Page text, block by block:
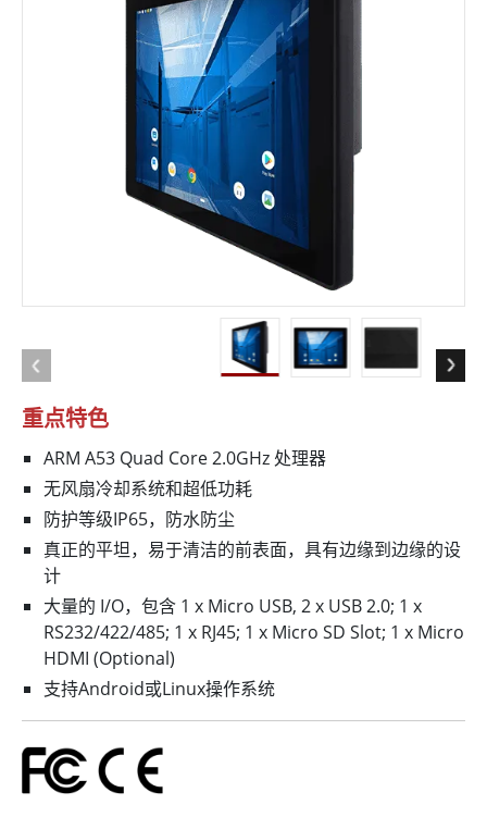
重点特色
ARM A53 Quad Core 2.0GHz 处理器
无风扇冷却系统和超低功耗
防护等级IP65，防水防尘
真正的平坦，易于清洁的前表面，具有边缘到边缘的设
计
大量的 I/O，包含 1 x Micro USB, 2 x USB 2.0; 1 x
RS232/422/485; 1 x RJ45; 1 x Micro SD Slot; 1 x Micro
HDMI (Optional)
支持Android或Linux操作系统